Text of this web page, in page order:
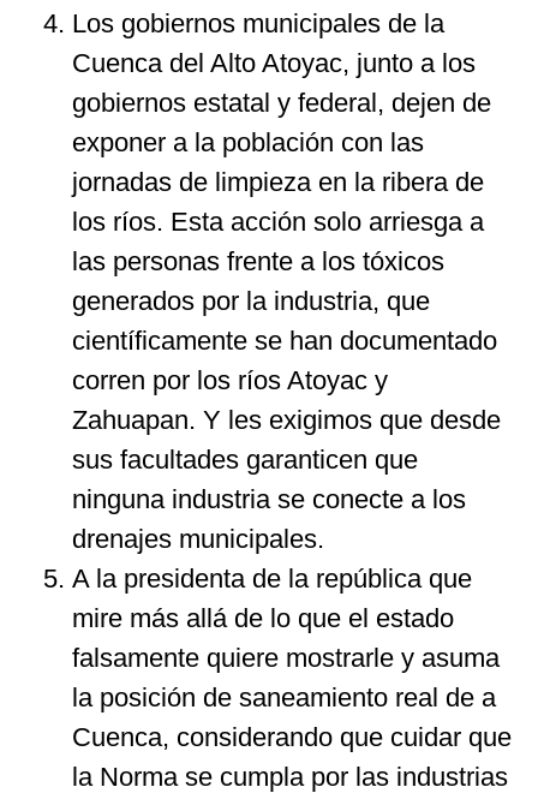
Los gobiernos municipales de la
Cuenca del Alto Atoyac, junto a los
gobiernos estatal y federal, dejen de
exponer a la población con las
jornadas de limpieza en la ribera de
los ríos. Esta acción solo arriesga a
las personas frente a los tóxicos
generados por la industria, que
científicamente se han documentado
corren por los ríos Atoyac y
Zahuapan. Y les exigimos que desde
sus facultades garanticen que
ninguna industria se conecte a los
drenajes municipales.
A la presidenta de la república que
mire más allá de lo que el estado
falsamente quiere mostrarle y asuma
la posición de saneamiento real de a
Cuenca, considerando que cuidar que
la Norma se cumpla por las industrias